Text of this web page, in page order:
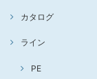
カタログ
ライン
PE